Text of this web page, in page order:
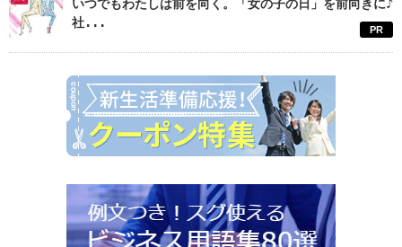
いつでもわたしは前を向く。「女の子の日」を前向きに♪
社...
PR